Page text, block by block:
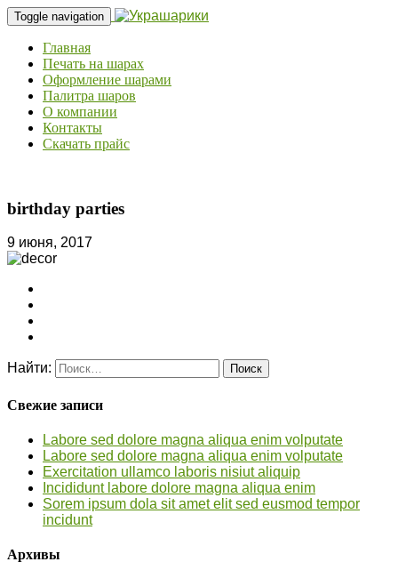
Toggle navigation
Главная
Печать на шарах
Оформление шарами
Палитра шаров
О компании
Контакты
Скачать прайс
birthday parties
9 июня, 2017
Найти:
Свежие записи
Labore sed dolore magna aliqua enim volputate
Labore sed dolore magna aliqua enim volputate
Exercitation ullamco laboris nisiut aliquip
Incididunt labore dolore magna aliqua enim
Sorem ipsum dola sit amet elit sed eusmod tempor
incidunt
Архивы